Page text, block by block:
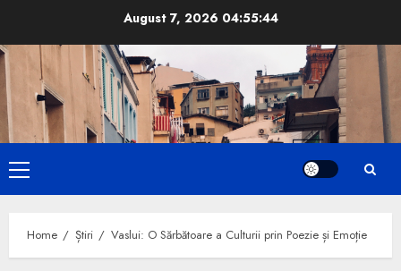
content
August 7, 2026 04:55:45
Primary
Menu
Home Știri Vaslui: O Sărbătoare a Culturii prin Poezie și Emoție